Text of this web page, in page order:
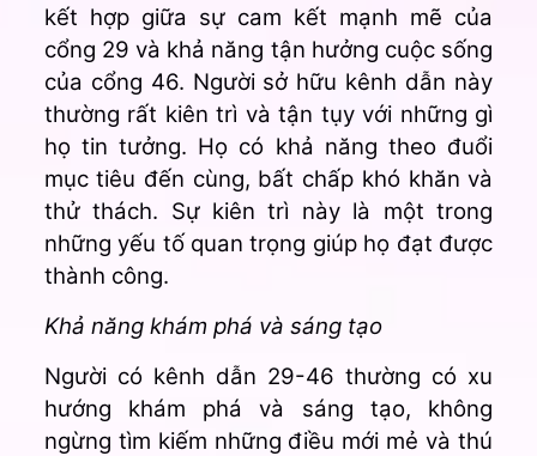
kết hợp giữa sự cam kết mạnh mẽ của
cổng 29 và khả năng tận hưởng cuộc sống
của cổng 46. Người sở hữu kênh dẫn này
thường rất kiên trì và tận tụy với những gì
họ tin tưởng. Họ có khả năng theo đuổi
mục tiêu đến cùng, bất chấp khó khăn và
thử thách. Sự kiên trì này là một trong
những yếu tố quan trọng giúp họ đạt được
thành công.
Khả năng khám phá và sáng tạo
Người có kênh dẫn 29-46 thường có xu
hướng khám phá và sáng tạo, không
ngừng tìm kiếm những điều mới mẻ và thú